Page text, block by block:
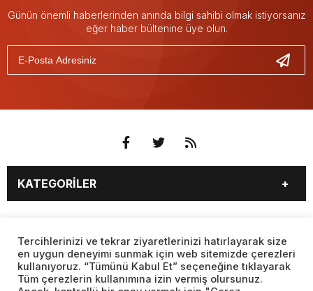
Günün önemli haberlerinden anında bilgi sahibi olmak istiyorsanız
eğer haber bültenine üye olun.
KATEGORİLER
EĞİTİM
SAĞLIK
YAŞAM
SPOR
MAGAZİN
KÜLTÜR SANAT
SAYFALAR
BURÇLAR
CANLI BORSA
Tercihlerinizi ve tekrar ziyaretlerinizi hatırlayarak size
en uygun deneyimi sunmak için web sitemizde çerezleri
kullanıyoruz. “Tümünü Kabul Et” seçeneğine tıklayarak
Tüm çerezlerin kullanımına izin vermiş olursunuz.